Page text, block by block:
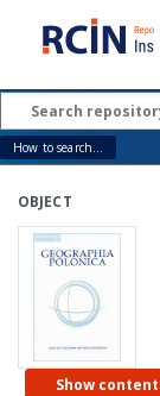
How to search...
OBJECT
Show content